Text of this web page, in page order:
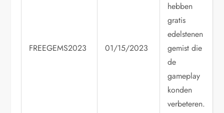
FREEGEMS2023 01/15/2023
hebben
gratis
edelstenen
gemist die
de
gameplay
konden
verbeteren.